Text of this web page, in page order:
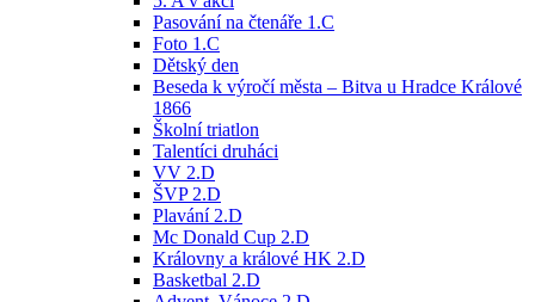
Pasování na čtenáře 1.C
Foto 1.C
Dětský den
Beseda k výročí města – Bitva u Hradce Králové
1866
Školní triatlon
Talentíci druháci
VV 2.D
ŠVP 2.D
Plavání 2.D
Mc Donald Cup 2.D
Královny a králové HK 2.D
Basketbal 2.D